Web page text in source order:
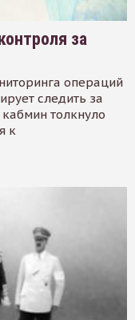
за
операций
следить за
толкнуло
к